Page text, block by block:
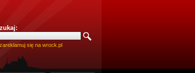
się na wrock.pl